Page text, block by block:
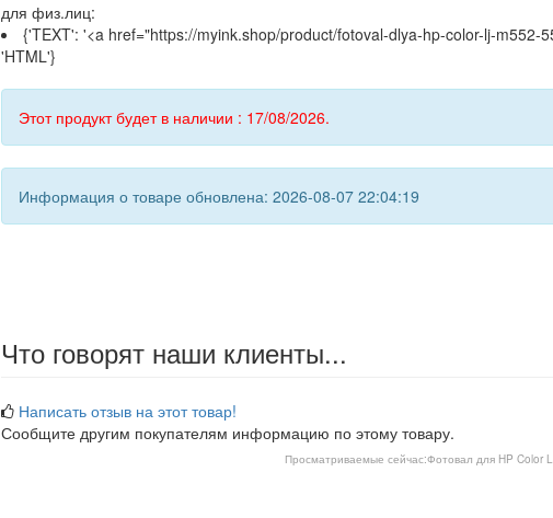
для физ.лиц:
{'TEXT': '<a href="https://myink.shop/product/fotoval-dlya-hp-color-lj-m552-
'HTML'}
Этот продукт будет в наличии : 17/08/2026.
Информация о товаре обновлена: 2026-08-07 22:04:19
Что говорят наши клиенты...
Написать отзыв на этот товар!
Сообщите другим покупателям информацию по этому товару.
Просматриваемые сейчас:Фотовал для HP Color